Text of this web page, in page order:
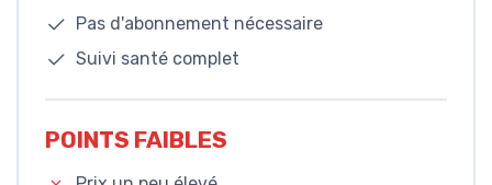
Pas d'abonnement nécessaire
Suivi santé complet
POINTS FAIBLES